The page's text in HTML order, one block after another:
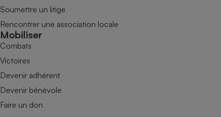
Soumettre un litige
Rencontrer une association locale
Mobiliser
Combats
Victoires
Devenir adhérent
Devenir bénévole
Faire un don